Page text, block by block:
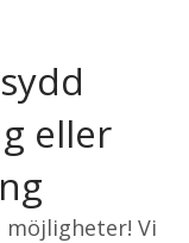
eller
möjligheter! Vi